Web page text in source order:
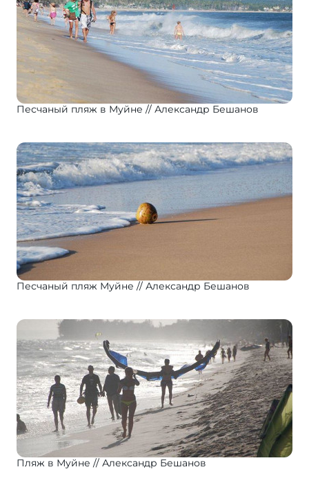
Песчаный пляж в Муйне Александр Бешанов
Песчаный пляж Муйне Александр Бешанов
Пляж в Муйне Александр Бешанов